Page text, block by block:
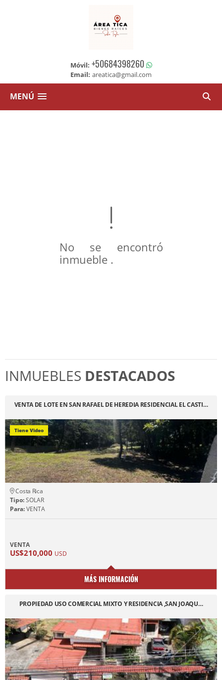
Móvil: +50684398260
Email: areatica@gmail.com
MENÚ
No se encontró
inmueble .
INMUEBLES DESTACADOS
VENTA DE LOTE EN SAN RAFAEL DE HEREDIA RESIDENCIAL EL CASTI…
Tiene Video
Costa Rica
Tipo:SOLAR
Para:VENTA
VENTA
US$210,000 USD
MÁS INFORMACIÓN
PROPIEDAD USO COMERCIAL MIXTO Y RESIDENCIA ,SAN JOAQU…